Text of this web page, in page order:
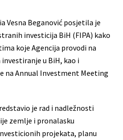
Vesna Beganović posjetila je
investicija BiH (FIPA) kako
koje Agencija provodi na
u BiH, kao i
na Annual Investment Meeting
je rad i nadležnosti
zemlje i pronalasku
projekata, planu